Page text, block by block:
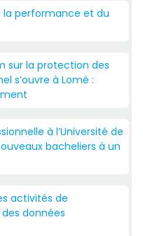
la performance et du
sur la protection des
s’ouvre à Lomé :
à l’Université de
bacheliers à un
activités de
données